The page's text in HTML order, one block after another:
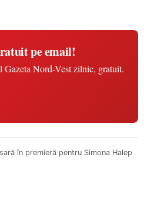
pe email!
Gazeta Nord-Vest zilnic, gratuit.
în premieră pentru Simona Halep